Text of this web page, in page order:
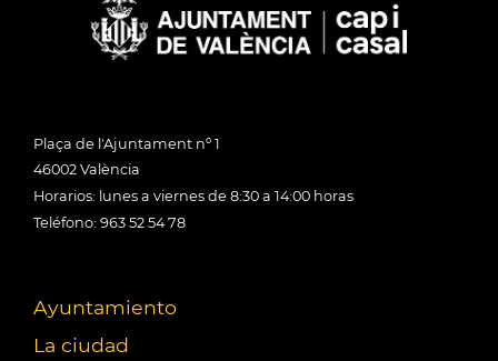
Plaça de l'Ajuntament nº 1
46002 València
Horarios: lunes a viernes de 8:30 a 14:00 horas
Teléfono: 963 52 54 78
Ayuntamiento
La ciudad